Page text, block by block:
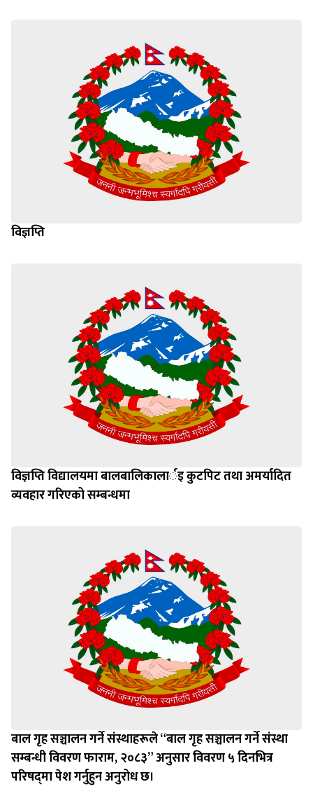
विज्ञप्ति
विज्ञप्ति विद्यालयमा बालबालिकालार्इ कुटपिट तथा अमर्यादित
व्यवहार गरिएको सम्बन्धमा
बाल गृह सञ्चालन गर्ने संस्थाहरूले “बाल गृह सञ्चालन गर्ने संस्था
सम्बन्धी विवरण फाराम, २०८३” अनुसार विवरण ५ दिनभित्र
परिषद्‌मा पेश गर्नुहुन अनुरोध छ।